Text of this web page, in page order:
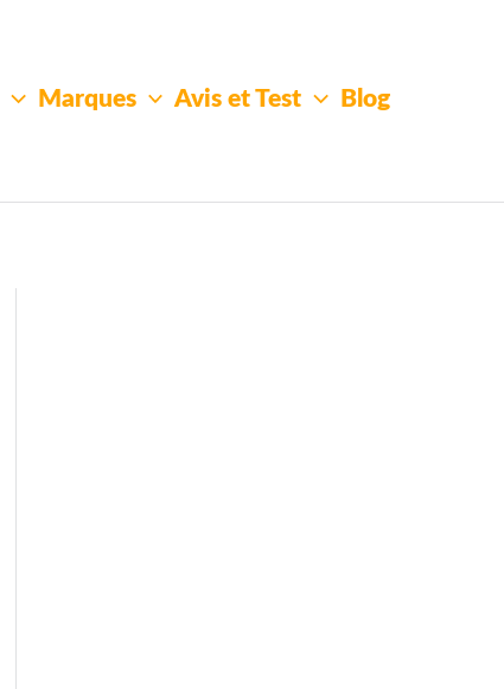
Marques Avis et Test Blog